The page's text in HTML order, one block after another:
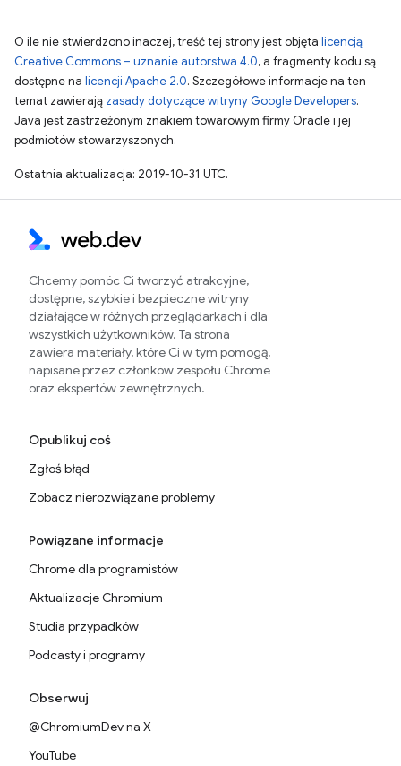
O ile nie stwierdzono inaczej, treść tej strony jest objęta licencją
Creative Commons – uznanie autorstwa 4.0, a fragmenty kodu są
dostępne na licencji Apache 2.0. Szczegółowe informacje na ten
temat zawierają zasady dotyczące witryny Google Developers.
Java jest zastrzeżonym znakiem towarowym firmy Oracle i jej
podmiotów stowarzyszonych.
Ostatnia aktualizacja: 2019-10-31 UTC.
Chcemy pomóc Ci tworzyć atrakcyjne,
dostępne, szybkie i bezpieczne witryny
działające w różnych przeglądarkach i dla
wszystkich użytkowników. Ta strona
zawiera materiały, które Ci w tym pomogą,
napisane przez członków zespołu Chrome
oraz ekspertów zewnętrznych.
Opublikuj coś
Zgłoś błąd
Zobacz nierozwiązane problemy
Powiązane informacje
Chrome dla programistów
Aktualizacje Chromium
Studia przypadków
Podcasty i programy
Obserwuj
@ChromiumDev na X
YouTube